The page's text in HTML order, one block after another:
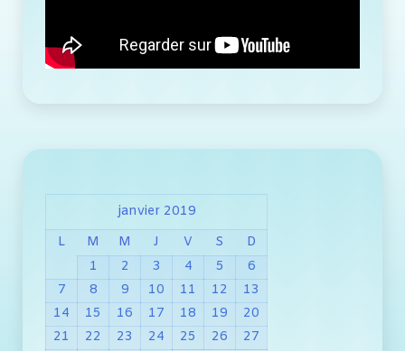
janvier 2019
L
M M J V S
D
1
2 3 4 5
6
7
8 9 10 11 12
13
14
15 16 17 18 19
20
21
22 23 24 25 26
27